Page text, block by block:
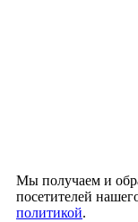
Мы получаем и
посетителей
политикой.